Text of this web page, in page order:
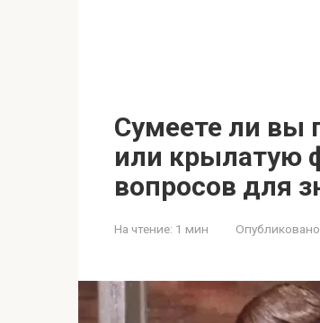
Сумеете ли вы
или крылатую
вопросов для
На чтение: 1 мин